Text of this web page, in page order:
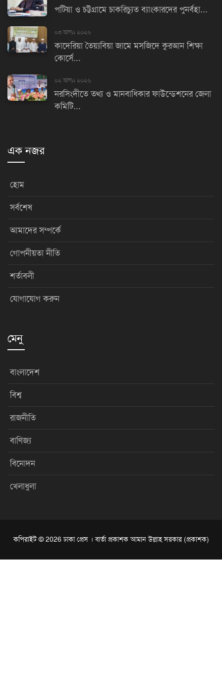
পটিয়া ও চট্টগ্রামে চাকরিচ্যুত ব্যাংকারদের পুনর্বহা...
০৩ আগu ২০২৬
কাদেরিয়া তৈয়্যবিয়া জামে মসজিদে কুরআন শিক্ষা
কোর্সে...
০২ আগu ২০২৬
নরসিংদীতে তথ্য ও মানবাধিকার ফাউন্ডেশনের জেলা
কমিটি...
এক নজর
হোম
সর্বশেষ
আমাদের সম্পর্কে
গোপনীয়তা নীতি
শর্তাবলী
যোগাযোগ করুন
মেনু
বাংলাদেশ
বিশ্ব
রাজনীতি
বাণিজ্য
বিনোদন
খেলাধুলা
কপিরাইট © 2026 ঢাকা প্রেস । বার্তা প্রকাশক আমান উল্লাহ সরকার (প্রকাশক)